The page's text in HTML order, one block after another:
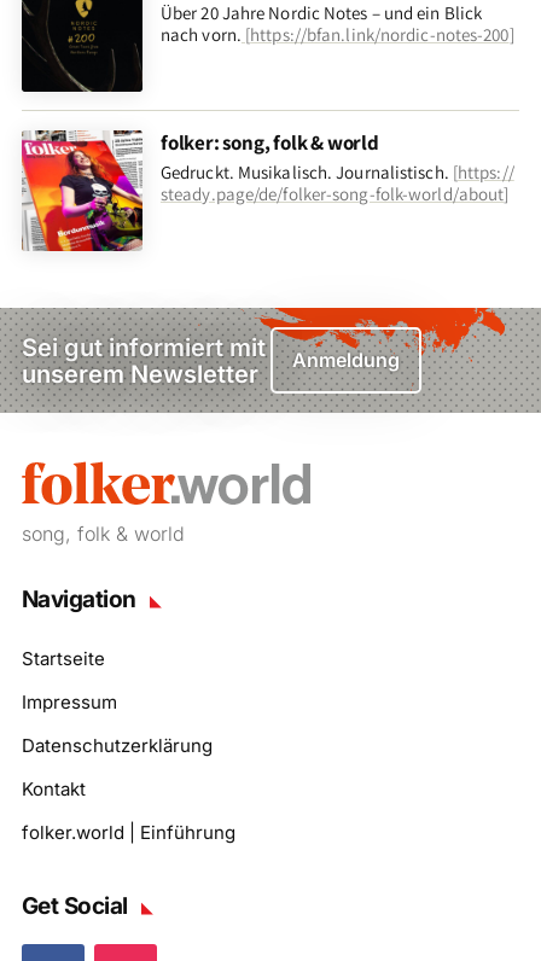
Über 20 Jahre Nordic Notes – und ein Blick
nach vorn. [https://bfan.link/nordic-notes-200]
folker: song, folk & world
Gedruckt. Musikalisch. Journalistisch. [https://
steady.page/de/folker-song-folk-world/about]
Sei gut informiert mit
unserem Newsletter
Anmeldung
song, folk & world
Navigation
Startseite
Impressum
Datenschutzerklärung
Kontakt
folker.world | Einführung
Get Social